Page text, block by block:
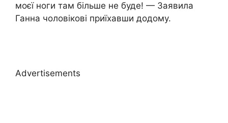
моєї ноги там більше не буде! — Заявила
Ганна чоловікові приїхавши додому.
Advertisements